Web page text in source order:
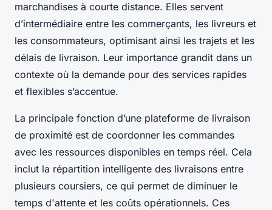
marchandises à courte distance. Elles servent
d’intermédiaire entre les commerçants, les livreurs et
les consommateurs, optimisant ainsi les trajets et les
délais de livraison. Leur importance grandit dans un
contexte où la demande pour des services rapides
et flexibles s’accentue.
La principale fonction d’une plateforme de livraison
de proximité est de coordonner les commandes
avec les ressources disponibles en temps réel. Cela
inclut la répartition intelligente des livraisons entre
plusieurs coursiers, ce qui permet de diminuer le
temps d'attente et les coûts opérationnels. Ces